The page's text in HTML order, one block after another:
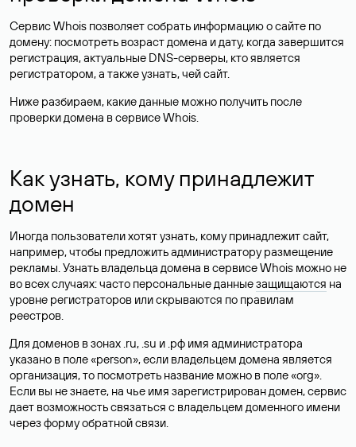
Сервис Whois позволяет собрать информацию о сайте по
домену: посмотреть возраст домена и дату, когда завершится
регистрация, актуальные DNS-серверы, кто является
регистратором, а также узнать, чей сайт.
Ниже разбираем, какие данные можно получить после
проверки домена в сервисе Whois.
Как узнать, кому принадлежит
домен
Иногда пользователи хотят узнать, кому принадлежит сайт,
например, чтобы предложить администратору размещение
рекламы. Узнать владельца домена в сервисе Whois можно не
во всех случаях: часто персональные данныезащищаются на
уровне регистраторов или скрываются по правилам
реестров.
Для доменов в зонах .ru, .su и .рф имя администратора
указано в поле «person», если владельцем домена является
организация, то посмотреть название можно в поле «org».
Если вы не знаете, на чье имя зарегистрирован домен, сервис
дает возможность связаться с владельцем доменного имени
через форму обратной связи.